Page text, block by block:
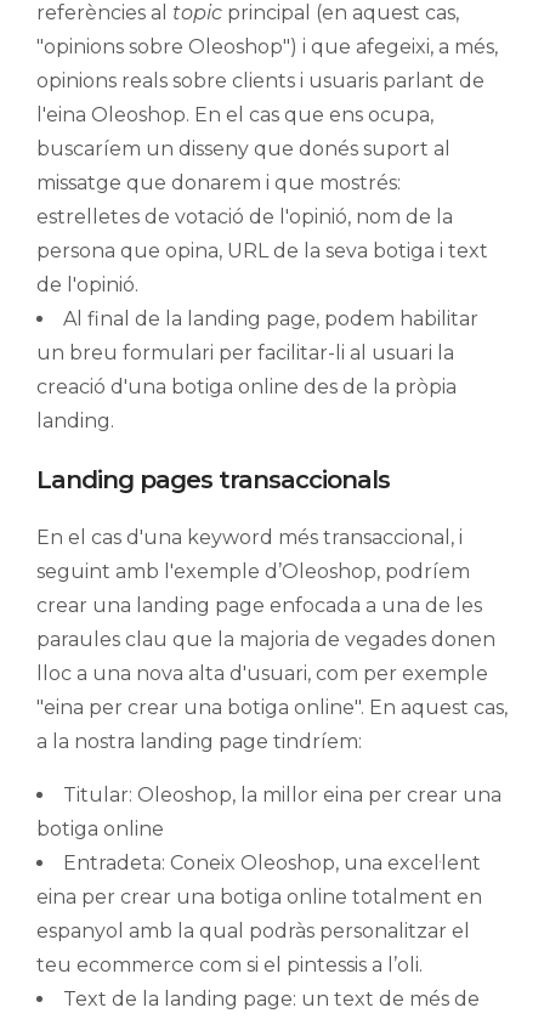
referències al topic principal (en aquest cas,
"opinions sobre Oleoshop") i que afegeixi, a més,
opinions reals sobre clients i usuaris parlant de
l'eina Oleoshop. En el cas que ens ocupa,
buscaríem un disseny que donés suport al
missatge que donarem i que mostrés:
estrelletes de votació de l'opinió, nom de la
persona que opina, URL de la seva botiga i text
de l'opinió.
Al final de la landing page, podem habilitar
un breu formulari per facilitar-li al usuari la
creació d'una botiga online des de la pròpia
landing.
Landing pages transaccionals
En el cas d'una keyword més transaccional, i
seguint amb l'exemple d’Oleoshop, podríem
crear una landing page enfocada a una de les
paraules clau que la majoria de vegades donen
lloc a una nova alta d'usuari, com per exemple
"eina per crear una botiga online". En aquest cas,
a la nostra landing page tindríem:
Titular: Oleoshop, la millor eina per crear una
botiga online
Entradeta: Coneix Oleoshop, una excel·lent
eina per crear una botiga online totalment en
espanyol amb la qual podràs personalitzar el
teu ecommerce com si el pintessis a l’oli.
Text de la landing page: un text de més de